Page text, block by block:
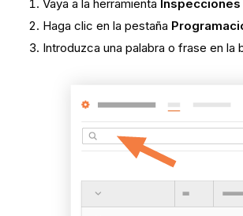
Vaya a la herramienta Inspecciones
Haga clic en la pestaña
Introduzca una palabra o frase en la